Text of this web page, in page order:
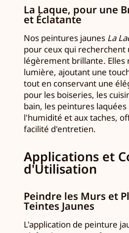
La Laque, pour une
et Éclatante
Nos peintures jaunes La
pour ceux qui recherchent
légèrement brillante. Elles
lumière, ajoutant une
tout en conservant une
pour les boiseries, les
bain, les peintures
l'humidité et aux taches,
facilité d'entretien.
Applications et
d'Utilisation
Peindre les Murs et
Teintes Jaunes
L'application de peinture